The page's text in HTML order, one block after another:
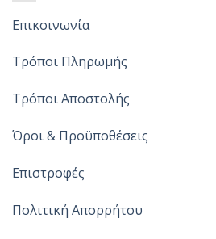
Επικοινωνία
Τρόποι Πληρωμής
Τρόποι Αποστολής
Όροι & Προϋποθέσεις
Επιστροφές
Πολιτική Απορρήτου